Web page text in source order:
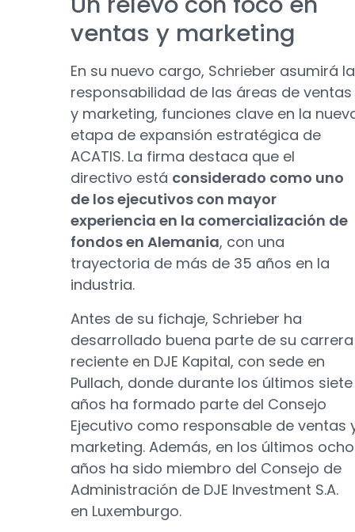
ventas y marketing
En su nuevo cargo, Schrieber asumirá la
responsabilidad de las áreas de ventas
y marketing, funciones clave en la
etapa de expansión estratégica de
ACATIS. La firma destaca que el
directivo está considerado como uno
de los ejecutivos con mayor
experiencia en la comercialización de
fondos en Alemania, con una
trayectoria de más de 35 años en la
industria.
Antes de su fichaje, Schrieber ha
desarrollado buena parte de su carrera
reciente en DJE Kapital, con sede en
Pullach, donde durante los últimos siete
años ha formado parte del Consejo
Ejecutivo como responsable de ventas
marketing. Además, en los últimos ocho
años ha sido miembro del Consejo de
Administración de DJE Investment S.A.
en Luxemburgo.